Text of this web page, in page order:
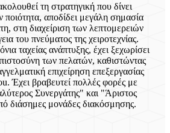
τη στρατηγική που δίνει
ποιότητα, αποδίδει μεγάλη σημασία
στη διαχείριση των λεπτομερειών
του πνεύματος της χειροτεχνίας.
ταχείας ανάπτυξης, έχει ξεχωρίσει
των πελατών, καθιστώντας
επιχείρηση επεξεργασίας
Έχει βραβευτεί πολλές φορές με
Συνεργάτης" και "Άριστος
διάσημες μονάδες διακόσμησης.